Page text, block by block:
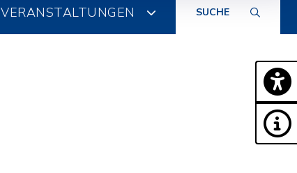
VERANSTALTUNGEN SUCHE